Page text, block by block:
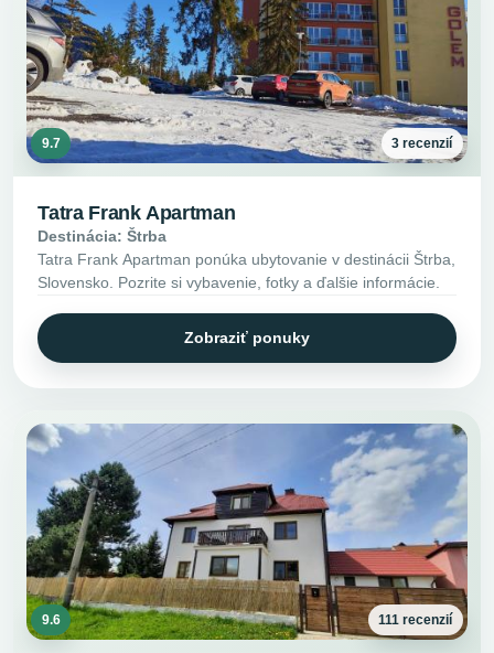
9.7 3 recenzií
Tatra Frank Apartman
Destinácia: Štrba
Tatra Frank Apartman ponúka ubytovanie v destinácii Štrba,
Slovensko. Pozrite si vybavenie, fotky a ďalšie informácie.
Zobraziť ponuky
9.6 111 recenzií